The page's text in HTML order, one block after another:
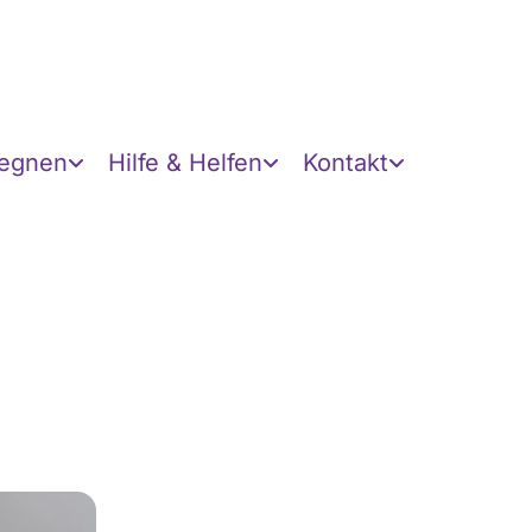
Hilfe & Helfen Kontakt